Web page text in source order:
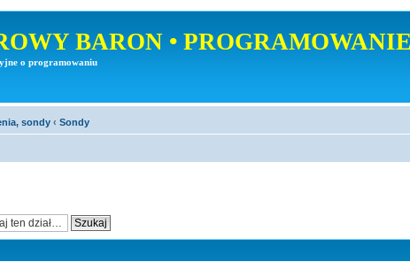
BARON • PROGRAMOWANIE
o programowaniu
sondy ‹ Sondy